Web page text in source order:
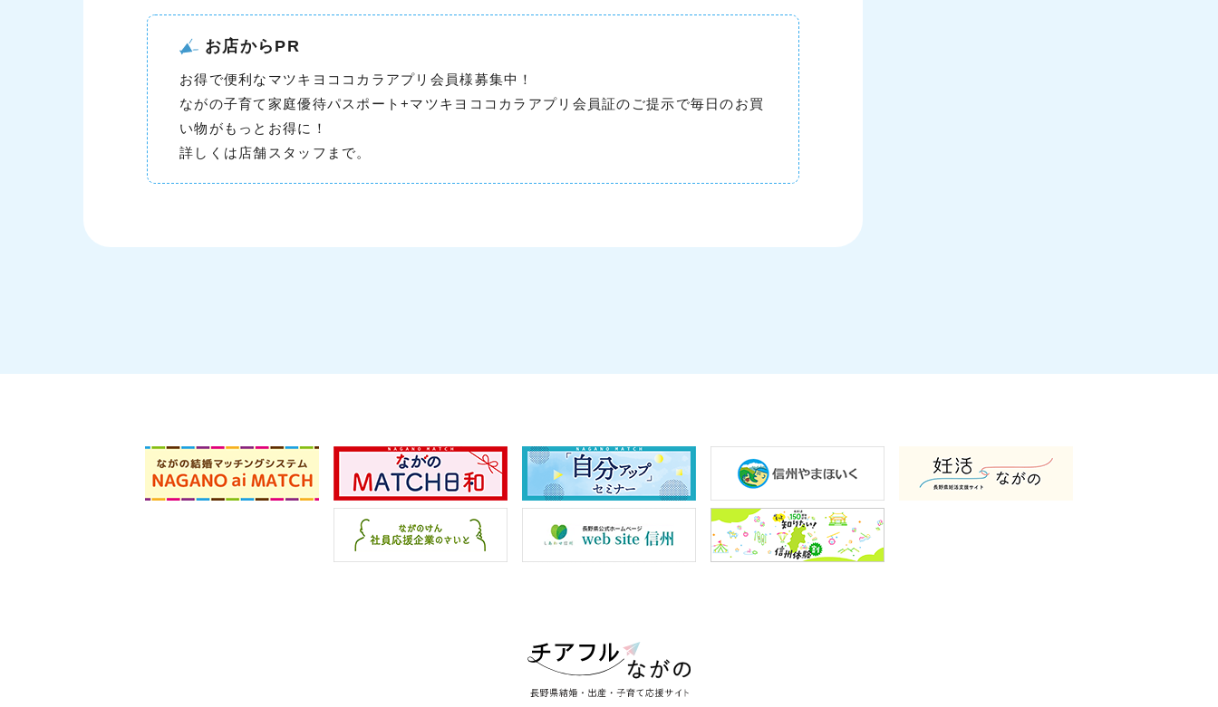
お店からPR
お得で便利なマツキヨココカラアプリ会員様募集中！
ながの子育て家庭優待パスポート+マツキヨココカラアプリ会員証のご提示で毎日のお買
い物がもっとお得に！
詳しくは店舗スタッフまで。